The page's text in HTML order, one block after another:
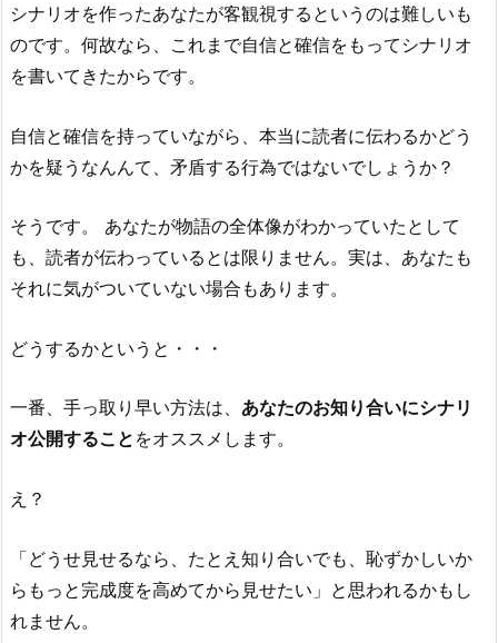
シナリオを作ったあなたが客観視するというのは難しいも
のです。何故なら、これまで自信と確信をもってシナリオ
を書いてきたからです。
自信と確信を持っていながら、本当に読者に伝わるかどう
かを疑うなんんて、矛盾する行為ではないでしょうか？
そうです。 あなたが物語の全体像がわかっていたとして
も、読者が伝わっているとは限りません。実は、あなたも
それに気がついていない場合もあります。
どうするかというと・・・
一番、手っ取り早い方法は、 あなたのお知り合いにシナリ
オ公開すること をオススメします。
え？
「どうせ見せるなら、たとえ知り合いでも、恥ずかしいか
らもっと完成度を高めてから見せたい」と思われるかもし
れません。